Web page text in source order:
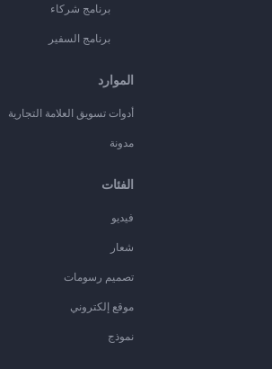
برنامج شركاء
برنامج السفير
الموارد
أدوات تسويق العلامة التجارية
مدونة
الفئات
فيديو
شعار
تصميم رسومات
موقع إلكتروني
نموذج